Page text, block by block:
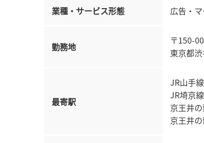
業種・サービス形態 広告・
勤務地
〒150-
東京都
最寄駅
JR山手
JR埼京
京王井
京王井